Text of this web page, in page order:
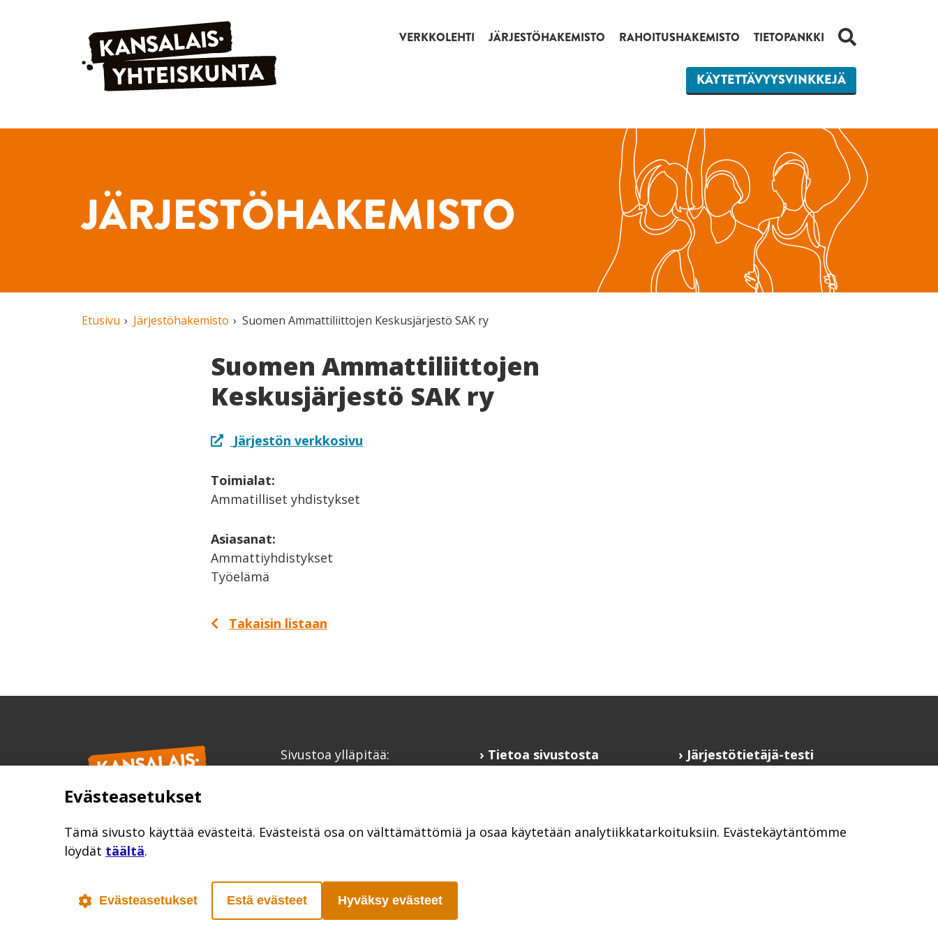
Siirry sisältöön VERKKOLEHTI JÄRJESTÖHAKEMISTO RAHOITUSHAKEMISTO TIETOPANKKI HAKU
KÄYTETTÄVYYSVINKKEJÄ
JÄRJESTÖHAKEMISTO
Etusivu Järjestöhakemisto Suomen Ammattiliittojen Keskusjärjestö SAK ry
Suomen Ammattiliittojen
Keskusjärjestö SAK ry
Järjestön verkkosivu
Toimialat:
Ammatilliset yhdistykset
Asiasanat:
Ammattiyhdistykset
Työelämä
Takaisin listaan
Sivustoa ylläpitää:
Tietoa sivustosta
Järjestötietäjä-testi
Civil Society
Poutapilvi web design
Evästeasetukset
Tämä sivusto käyttää evästeitä. Evästeistä osa on välttämättömiä ja osaa käytetään analytiikkatarkoituksiin. Evästekäytäntömme
löydät täältä.
Evästeasetukset Estä evästeet Hyväksy evästeet